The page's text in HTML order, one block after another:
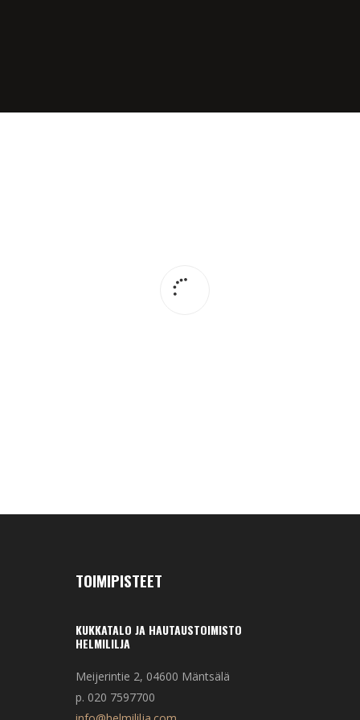
TOIMIPISTEET
KUKKATALO JA HAUTAUSTOIMISTO
HELMILILJA
Meijerintie 2, 04600 Mäntsälä
p. 020 7597700